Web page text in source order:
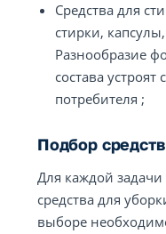
Средства для
стирки,
Разнообразие
состава устроят
потребителя ;
Подбор
Для каждой
средства для
выборе